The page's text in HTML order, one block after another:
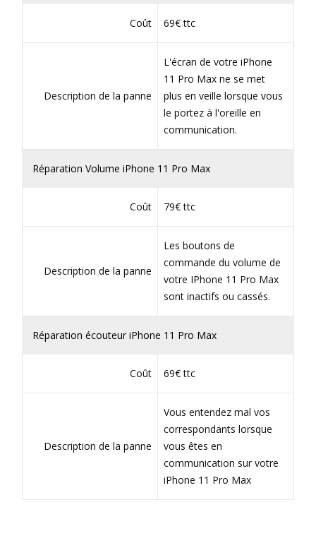
Coût 69€ ttc
Description de la panne
L'écran de votre iPhone
11 Pro Max ne se met
plus en veille lorsque vous
le portez à l'oreille en
communication.
Réparation Volume iPhone 11 Pro Max
Coût 79€ ttc
Description de la panne
Les boutons de
commande du volume de
votre IPhone 11 Pro Max
sont inactifs ou cassés.
Réparation écouteur iPhone 11 Pro Max
Coût 69€ ttc
Description de la panne
Vous entendez mal vos
correspondants lorsque
vous êtes en
communication sur votre
iPhone 11 Pro Max